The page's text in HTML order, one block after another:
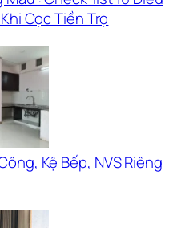
Cọc Tiền Trọ
Kệ Bếp, NVS Riêng